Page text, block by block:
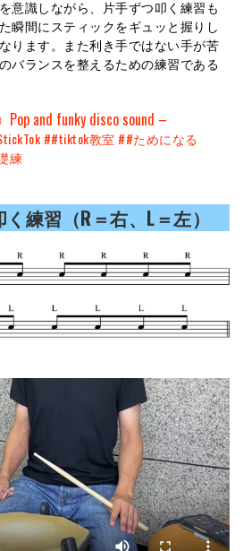
意識しながら、片手ずつ叩く練習も
瞬間にスティックをギュッと握りし
ります。また利き手ではない手が苦
バランスを整えるための練習である
##tiktok教室 ##ためになる
練
Pop and funky disco sound –
練習（R＝右、L＝左）